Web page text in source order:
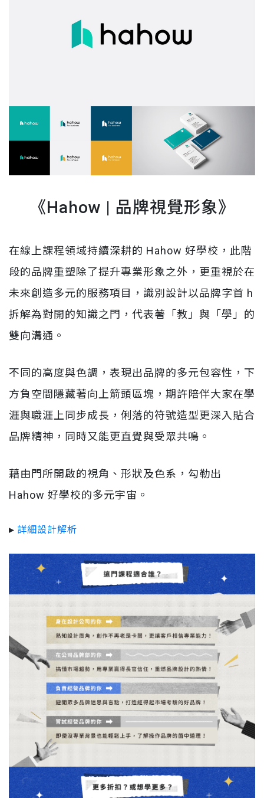
《Hahow | 品牌視覺形象》
在線上課程領域持續深耕的 Hahow 好學校，此階
段的品牌重塑除了提升專業形象之外，更重視於在
未來創造多元的服務項目，識別設計以品牌字首 h
拆解為對開的知識之門，代表著「教」與「學」的
雙向溝通。
不同的高度與色調，表現出品牌的多元包容性，下
方負空間隱藏著向上箭頭區塊，期許陪伴大家在學
涯與職涯上同步成長，俐落的符號造型更深入貼合
品牌精神，同時又能更直覺與受眾共鳴。
藉由門所開啟的視角、形狀及色系，勾勒出
Hahow 好學校的多元宇宙。
▸ 詳細設計解析